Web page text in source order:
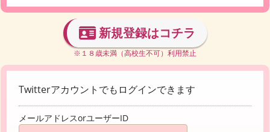
新規登録はコチラ
※１８歳未満（高校生不可）利用禁止
Twitterアカウントでもログインできます
メールアドレスorユーザーID